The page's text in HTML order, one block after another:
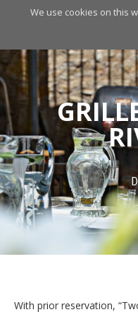
We use cookies on this
navigation
With prior reservation,